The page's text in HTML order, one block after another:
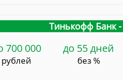
Тинькофф Банк -
700 000
рублей
до 55 дней
без %